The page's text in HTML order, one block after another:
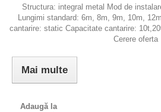
Structura: integral metal Mod de
Lungimi standard: 6m, 8m, 9m, 10m,
cantarire: static Capacitate cantarire:
Cerere oferta
Mai multe
Adaugă la